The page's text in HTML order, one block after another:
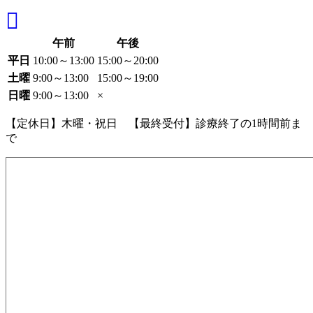
午前
午後
平日 10:00～13:00 15:00～20:00
土曜 9:00～13:00
15:00～19:00
日曜 9:00～13:00 ×
【定休日】木曜・祝日 【最終受付】診療終了の1時間前ま
で